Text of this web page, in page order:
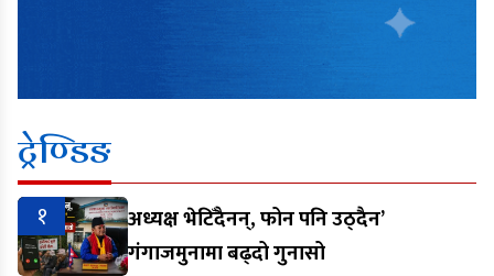
ट्रेण्डिङ
१
अध्यक्ष भेटिँदैनन्, फोन पनि उठ्दैन’
गंगाजमुनामा बढ्दो गुनासो